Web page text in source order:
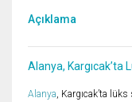
Açıklama
Alanya, Kargıcak’ta
Alanya, Kargıcak’ta